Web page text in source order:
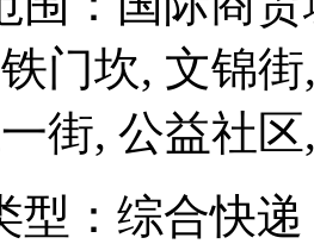
门坎, 文锦
街, 公益社
型：综合快递